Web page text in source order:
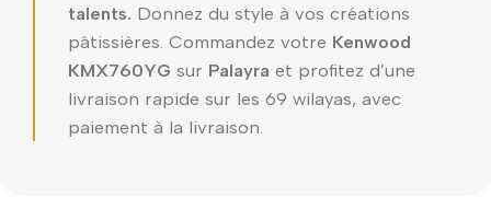
talents. Donnez du style à vos créations
pâtissières. Commandez votre Kenwood
KMX760YG sur Palayra et profitez d’une
livraison rapide sur les 69 wilayas, avec
paiement à la livraison.